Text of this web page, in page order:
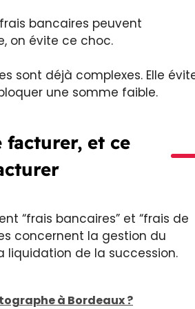
bancaires peuvent
on évite ce choc.
sont déjà complexes. Elle
une somme faible.
facturer, et ce
“frais bancaires” et “frais de
concernent la gestion du
liquidation de la succession.
à Bordeaux ?